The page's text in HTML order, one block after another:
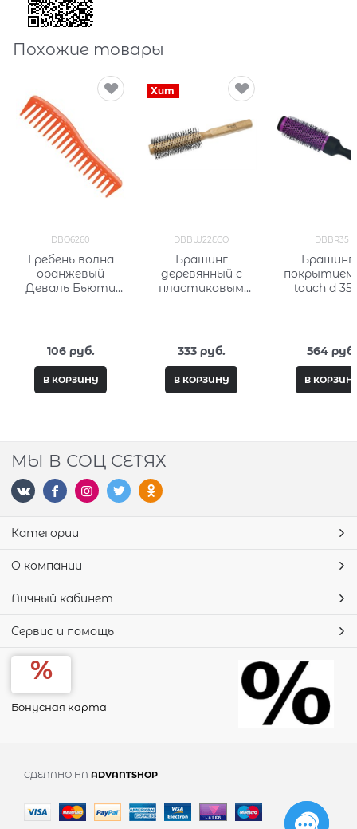
Похожие товары
DBO6260
Гребень волна
оранжевый
Деваль Бьюти
106 руб.
В КОРЗИНУ
Хит
DBBW22ECO
Брашинг
деревянный с
пластиковым
DBBW22Eco
333 руб.
В КОРЗИНУ
DBBR35
Брашинг
покрытием
touch d
564 руб.
В
МЫ В СОЦ СЕТЯХ
Категории
О компании
Личный кабинет
Сервис и помощь
Бонусная карта
СДЕЛАНО НА ADVANTSHOP